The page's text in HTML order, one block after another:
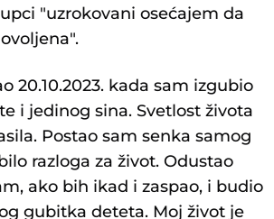
"uzrokovani osećajem da
20.10.2023. kada sam izgubio
i jedinog sina. Svetlost života
Postao sam senka samog
razloga za život. Odustao
ako bih ikad i zaspao, i budio
gubitka deteta. Moj život je